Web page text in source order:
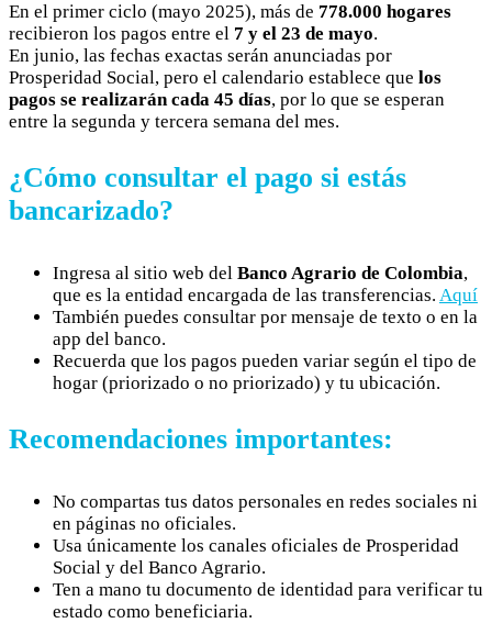
En el primer ciclo (mayo 2025), más de 778.000 hogares
recibieron los pagos entre el 7 y el 23 de mayo.
En junio, las fechas exactas serán anunciadas por
Prosperidad Social, pero el calendario establece que los
pagos se realizarán cada 45 días, por lo que se esperan
entre la segunda y tercera semana del mes.
¿Cómo consultar el pago si estás
bancarizado?
Ingresa al sitio web del Banco Agrario de Colombia,
que es la entidad encargada de las transferencias. Aquí
También puedes consultar por mensaje de texto o en la
app del banco.
Recuerda que los pagos pueden variar según el tipo de
hogar (priorizado o no priorizado) y tu ubicación.
Recomendaciones importantes:
No compartas tus datos personales en redes sociales ni
en páginas no oficiales.
Usa únicamente los canales oficiales de Prosperidad
Social y del Banco Agrario.
Ten a mano tu documento de identidad para verificar tu
estado como beneficiaria.